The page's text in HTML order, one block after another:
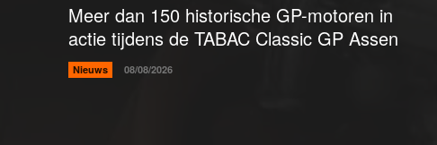
Meer dan 150 historische GP-motoren in
actie tijdens de TABAC Classic GP Assen
Nieuws 08/08/2026